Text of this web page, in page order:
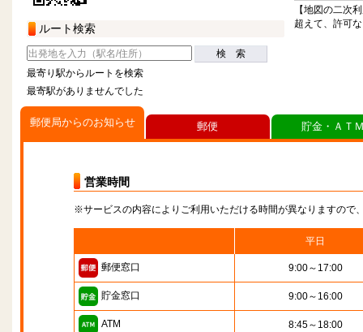
ルート検索
検 索
最寄り駅からルートを検索
最寄駅がありませんでした
【地図の二次
超えて、許可
郵便局からのお知らせ
営業時間
※サービスの内容によりご利用いただける時間が異なりますので
平日
郵便窓口 9:00～17:00
貯金窓口 9:00～16:00
ATM 8:45～18:00
郵便 貯金・ＡＴ